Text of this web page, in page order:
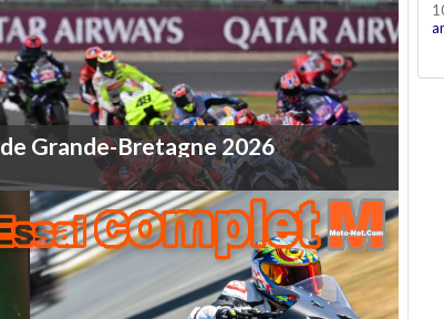
de Grande-Bretagne 2026